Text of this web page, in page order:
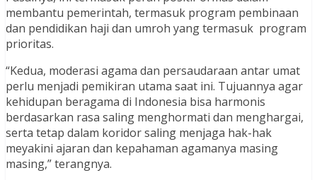
membantu pemerintah, termasuk program pembinaan
dan pendidikan haji dan umroh yang termasuk program
prioritas.
“Kedua, moderasi agama dan persaudaraan antar umat
perlu menjadi pemikiran utama saat ini. Tujuannya agar
kehidupan beragama di Indonesia bisa harmonis
berdasarkan rasa saling menghormati dan menghargai,
serta tetap dalam koridor saling menjaga hak-hak
meyakini ajaran dan kepahaman agamanya masing
masing,” terangnya.